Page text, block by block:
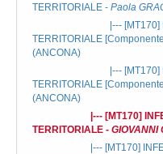
TERRITORIALE - Paola
|--- [MT170]
TERRITORIALE
(ANCONA)
|--- [MT170]
TERRITORIALE
(ANCONA)
|--- [MT170]
TERRITORIALE - GIOVANNI
|--- [MT170]